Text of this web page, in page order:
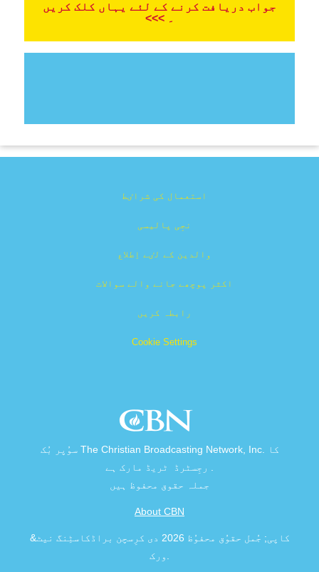
جواب دریافت کرنے کے لئے یہاں کلک کریں
۔ >>>
استعمال کی شراٸط
نجِی پالیسی
والدین کے لٸے اِطلاع
اکثر پوچھے جانے والے سوالات
رابطہ کریں
Cookie Settings
سوُپر بُک The Christian Broadcasting Network, Inc. کا
رجِسٹرڈ ٹریڈ مارک ہے .
جملہ حقوق محفوظ ہیں
About CBN
&کاپی; جُمل حقوُق محفوُظ 2026 دی کرِسچن براڈکاسٹِنگ نیٹ
ورک.